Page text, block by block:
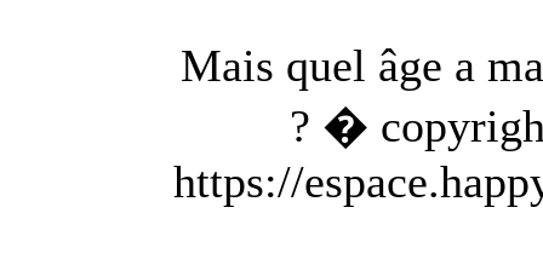
Mais quel âge a
? �
https://